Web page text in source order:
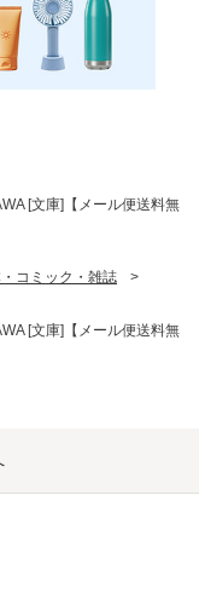
[文庫]【メール便送料無
コミック・雑誌
>
[文庫]【メール便送料無